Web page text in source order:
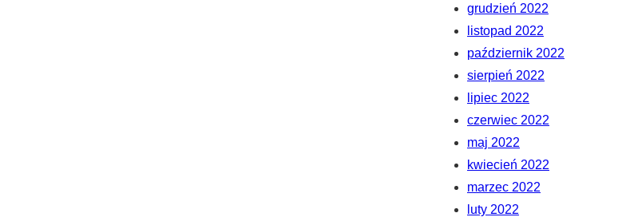
grudzień 2022
listopad 2022
październik 2022
sierpień 2022
lipiec 2022
czerwiec 2022
maj 2022
kwiecień 2022
marzec 2022
luty 2022